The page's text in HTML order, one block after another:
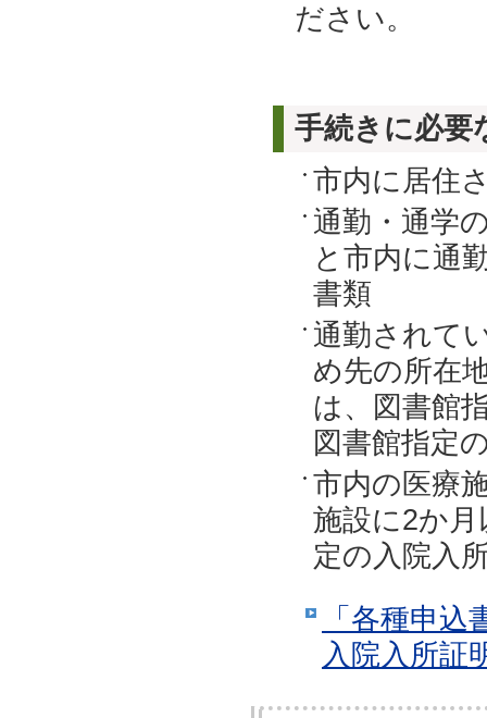
ださい。
手続きに必要
市内に居住
通勤・通学
と市内に通
書類
通勤されて
め先の所在
は、図書館
図書館指定
市内の医療
施設に2か
定の入院入
「各種申
入院入所証